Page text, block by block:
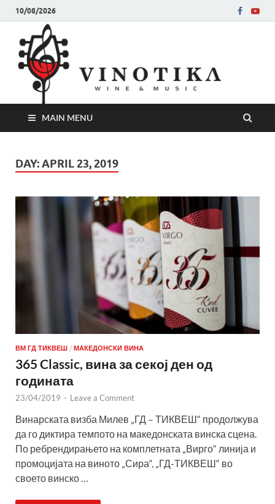
10/08/2026
MAIN MENU
DAY:APRIL 23, 2019
ВМ ГД ТИКВЕШ / МАКЕДОНСКИ ВИНА
365 Classic, вина за секој ден од
годината
23/04/2019 - Leave a Comment
Винарската визба Милев „ГД – ТИКВЕШ“ продолжува
да го диктира темпото на македонската винска сцена.
По ребрендирањето на комплетната „Вирго“ линија и
промоцијата на виното „Сира“, „ГД-ТИКВЕШ“ во
своето винско …